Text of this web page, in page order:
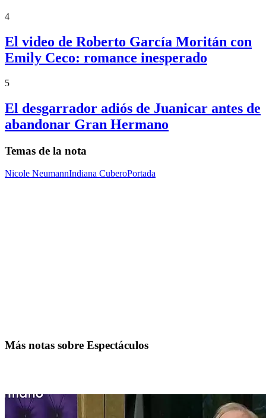
4
El video de Roberto García Moritán con
Emily Ceco: romance inesperado
5
El desgarrador adiós de Juanicar antes de
abandonar Gran Hermano
Temas de la nota
Nicole NeumannIndiana CuberoPortada
Más notas sobre Espectáculos